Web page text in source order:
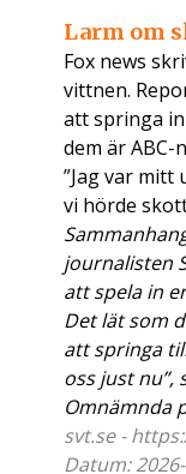
Larm om
Fox news
vittnen.
att springa
dem är ABC-
”Jag var mitt
vi hörde
journalisten
att spela in
Det lät som
att springa
oss just nu”,
Omnämnda
svt.se -
Datum: